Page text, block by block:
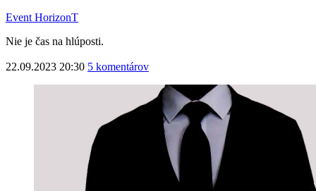
Event HorizonT
Nie je čas na hlúposti.
22.09.2023 20:30 5 komentárov